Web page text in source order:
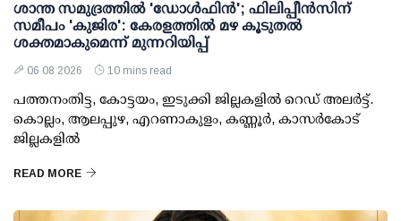
ശാന്ത സമുദ്രത്തില്‍ 'ഡോള്‍ഫിന്‍'; ഫിലിപ്പീന്‍സിന്
സമീപം 'കുജിര': കേരളത്തില്‍ മഴ കൂടുതല്‍
ശക്തമാകുമെന്ന് മുന്നറിയിപ്പ്
06 08 2026 10 mins read
പത്തനംതിട്ട, കോട്ടയം, ഇടുക്കി ജില്ലകളില്‍ റെഡ് അലര്‍ട്ട്.
കൊല്ലം, ആലപ്പുഴ, എറണാകുളം, കണ്ണൂര്‍, കാസര്‍കോട്
ജില്ലകളില്‍
READ MORE